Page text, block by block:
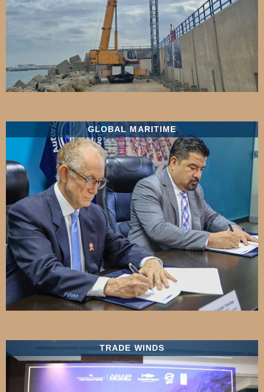
GLOBAL MARITIME
TRADE WINDS